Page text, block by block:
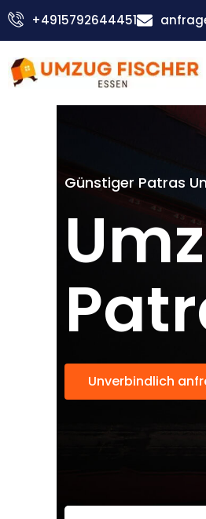
Zum
Inhalt
+4915792644451
Günstiger Patras
Unverbindlich